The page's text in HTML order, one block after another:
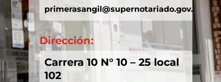
primerasangil@supernotariado.gov.co

Dirección:
Carrera 10 N° 10 – 25 local
102